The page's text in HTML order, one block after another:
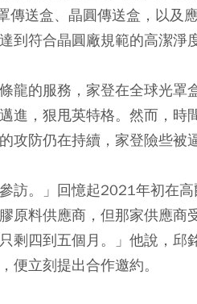
傳送盒、晶圓傳送盒，以及
到符合晶圓廠規範的高潔淨度
龍的服務，家登在全球光罩
進，狠甩英特格。然而，
防仍在持續，家登險些被
訪。」回憶起2021年初在
原料供應商，但那家供應商
剩四到五個月。」他說，邱
便立刻提出合作邀約。